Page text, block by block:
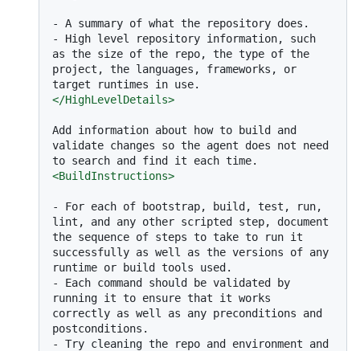
-
-
High level repository information, such
as the size of the repo, the type of the
project, the languages, frameworks, or
</HighLevelDetails>
Add information about how to build and
validate changes so the agent does not need
<BuildInstructions>
-
For each of bootstrap, build, test, run,
lint, and any other scripted step, document
the sequence of steps to take to run it
successfully as well as the versions of any
-
Each command should be validated by
running it to ensure that it works
correctly as well as any preconditions and
-
Try cleaning the repo and environment and